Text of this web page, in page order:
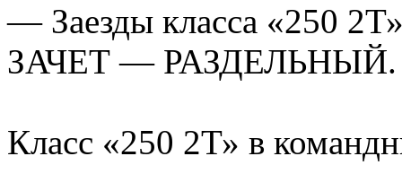
— Заезды класса «250
ЗАЧЕТ — РАЗДЕЛЬНЫЙ.
Класс «250 2Т» в